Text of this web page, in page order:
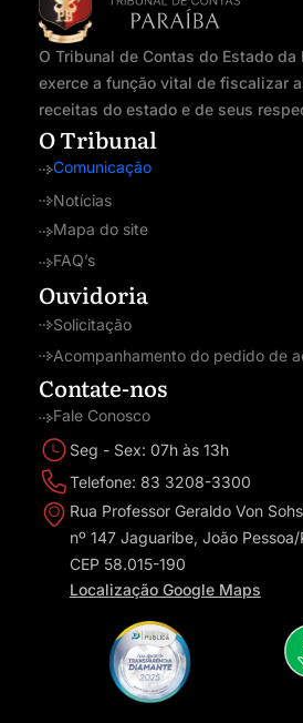
O Tribunal de Contas do Estado da
exerce a função vital de fiscalizar
receitas do estado e de seus
O Tribunal
Comunicação
Notícias
Mapa do site
FAQ’s
Ouvidoria
Solicitação
Acompanhamento do pedido de
Contate-nos
Fale Conosco
Seg - Sex: 07h às 13h
Telefone: 83 3208-3300
Rua Professor Geraldo Von
nº 147 Jaguaribe, João
CEP 58.015-190
Localização Google Maps